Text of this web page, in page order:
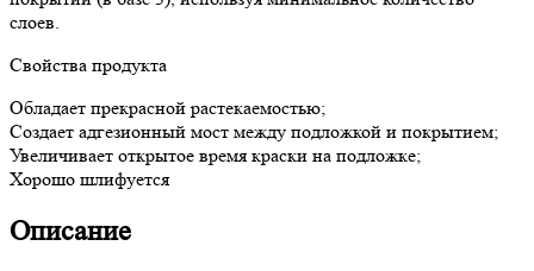
слоев.
Cвойства продукта
Обладает прекрасной растекаемостью;
Создает адгезионный мост между подложкой и покрытием;
Увеличивает открытое время краски на подложке;
Хорошо шлифуется
Описание